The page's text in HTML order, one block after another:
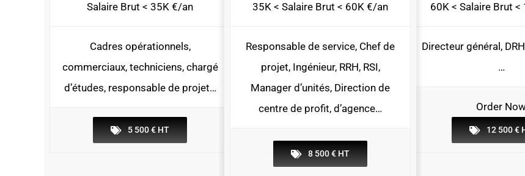
Salaire Brut < 35K €/an
Cadres opérationnels,
commerciaux, techniciens, chargé
d’études, responsable de projet…
5 500 € HT
35K < Salaire Brut < 60K €/an
Responsable de service, Chef de
projet, Ingénieur, RRH, RSI,
Manager d’unités, Direction de
centre de profit, d’agence…
8 500 € HT
60K < Salaire Brut
Directeur général,
…
Order
12 500 €